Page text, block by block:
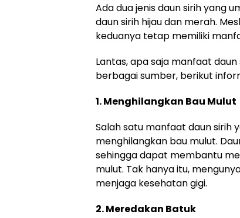
Ada dua jenis daun sirih yang
daun sirih hijau dan merah.
keduanya tetap memiliki
Lantas, apa saja manfaat
berbagai sumber, berikut
1. Menghilangkan Bau Mulut
Salah satu manfaat daun sirih
menghilangkan bau mulut.
sehingga dapat membantu
mulut. Tak hanya itu,
menjaga kesehatan gigi.
2. Meredakan Batuk